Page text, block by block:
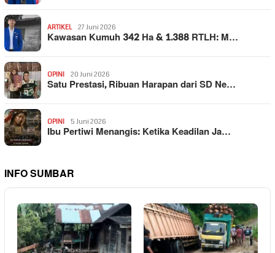
ARTIKEL 27 Juni 2026
Kawasan Kumuh 342 Ha & 1.388 RTLH: M…
OPINI 20 Juni 2026
Satu Prestasi, Ribuan Harapan dari SD Ne…
OPINI 5 Juni 2026
Ibu Pertiwi Menangis: Ketika Keadilan Ja…
INFO SUMBAR